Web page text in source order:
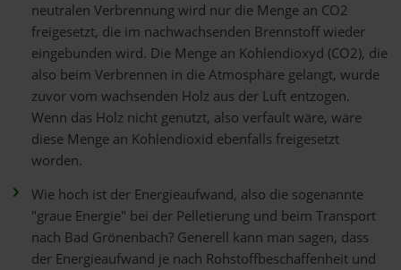
neutralen Verbrennung wird nur die Menge an CO2
freigesetzt, die im nachwachsenden Brennstoff wieder
eingebunden wird. Die Menge an Kohlendioxyd (CO2), die
also beim Verbrennen in die Atmosphäre gelangt, wurde
zuvor vom wachsenden Holz aus der Luft entzogen.
Wenn das Holz nicht genutzt, also verfault wäre, wäre
diese Menge an Kohlendioxid ebenfalls freigesetzt
worden.
Wie hoch ist der Energieaufwand, also die sogenannte
"graue Energie" bei der Pelletierung und beim Transport
nach Bad Grönenbach? Generell kann man sagen, dass
der Energieaufwand je nach Rohstoffbeschaffenheit und